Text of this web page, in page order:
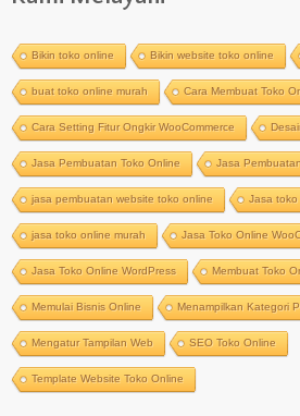
Bikin toko online Bikin website toko online
buat toko online murah Cara Membuat Toko
Cara Setting Fitur Ongkir WooCommerce
Jasa Pembuatan Toko Online Jasa
jasa pembuatan website toko online Jasa toko
jasa toko online murah Jasa Toko Online
Jasa Toko Online WordPress Membuat Toko
Memulai Bisnis Online Menampilkan Kategori
Mengatur Tampilan Web SEO Toko Online
Template Website Toko Online